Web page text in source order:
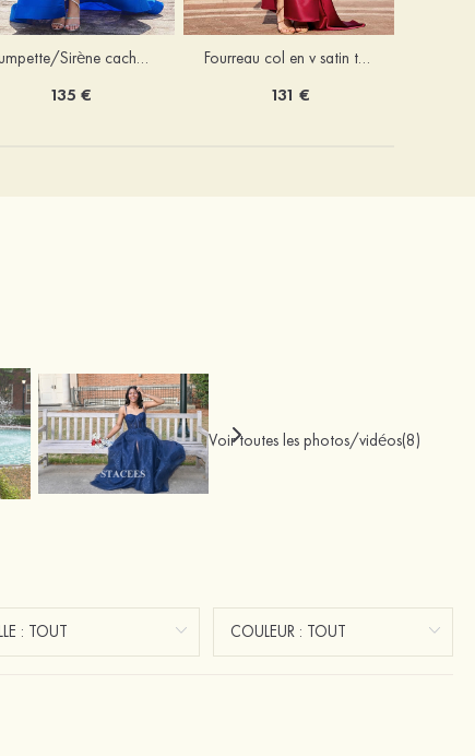
Trumpette/Sirène cache coeur charmeuse traîne balayage robe de bal
135 €
Fourreau col en v satin traîne balayage robe de bal
131 €
Voir toutes les photos/vidéos(8)